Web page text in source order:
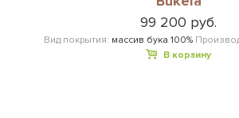
99 200 руб.
Вид покрытия: массив бука 100%
В корзину